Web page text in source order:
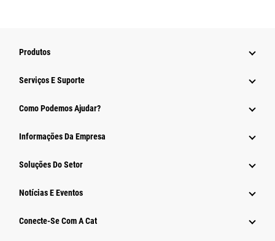
Produtos
Serviços E Suporte
Como Podemos Ajudar?
Informações Da Empresa
Soluções Do Setor
Notícias E Eventos
Conecte-Se Com A Cat